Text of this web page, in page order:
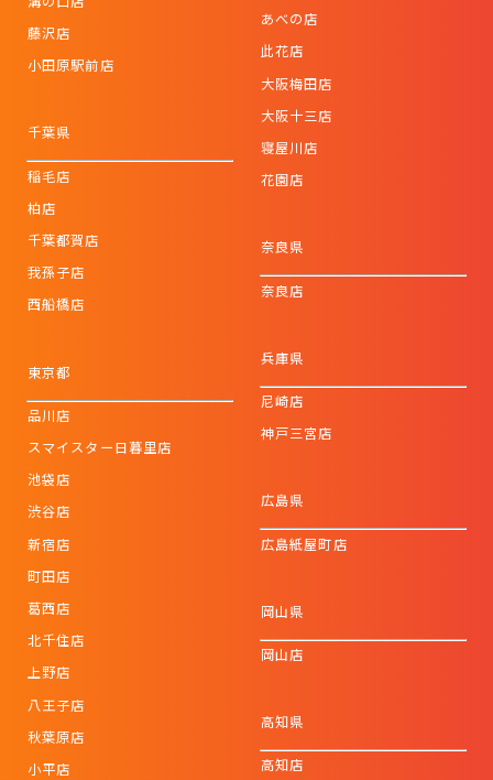
藤沢店
小田原駅前店
千葉県
稲毛店
柏店
千葉都賀店
我孫子店
西船橋店
東京都
品川店
スマイスター日暮里店
池袋店
渋谷店
新宿店
町田店
葛西店
北千住店
上野店
八王子店
秋葉原店
小平店
あべの店
此花店
大阪梅田店
大阪十三店
寝屋川店
花園店
奈良県
奈良店
兵庫県
尼崎店
神戸三宮店
広島県
広島紙屋町店
岡山県
岡山店
高知県
高知店